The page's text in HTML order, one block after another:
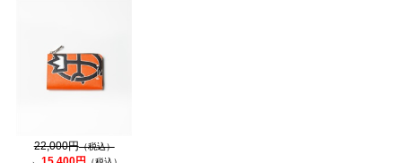
22,000円（税込）